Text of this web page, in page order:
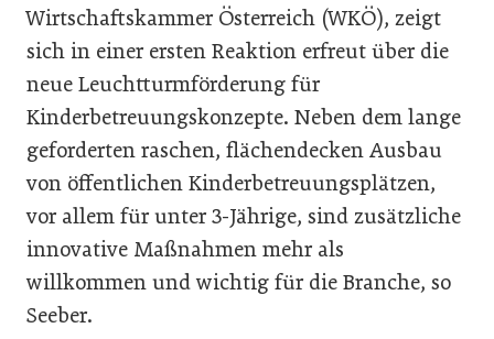
Wirtschaftskammer Österreich (WKÖ), zeigt
sich in einer ersten Reaktion erfreut über die
neue Leuchtturmförderung für
Kinderbetreuungskonzepte. Neben dem lange
geforderten raschen, flächendecken Ausbau
von öffentlichen Kinderbetreuungsplätzen,
vor allem für unter 3-Jährige, sind zusätzliche
innovative Maßnahmen mehr als
willkommen und wichtig für die Branche, so
Seeber.